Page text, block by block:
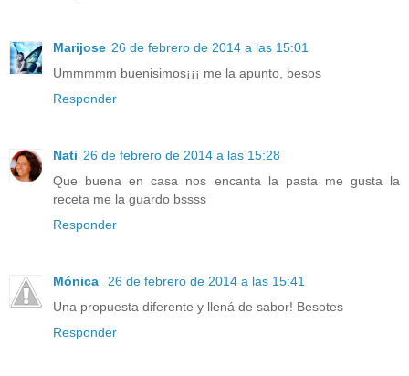
Marijose 26 de febrero de 2014 a las 15:01
Ummmmm buenisimos¡¡¡ me la apunto, besos
Responder
Nati 26 de febrero de 2014 a las 15:28
Que buena en casa nos encanta la pasta me gusta la
receta me la guardo bssss
Responder
Mónica
26 de febrero de 2014 a las 15:41
Una propuesta diferente y llená de sabor! Besotes
Responder